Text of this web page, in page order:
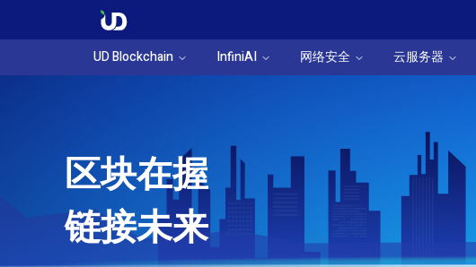
UD Blockchain
InfiniAI 网络安全 云服务器
区块在握
链接未来